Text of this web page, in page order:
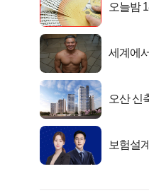
오늘밤
세계에
오산 신
보험설